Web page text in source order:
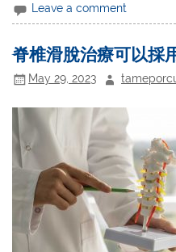
Leave a comment
脊椎滑脫治療可以採
May 29, 2023